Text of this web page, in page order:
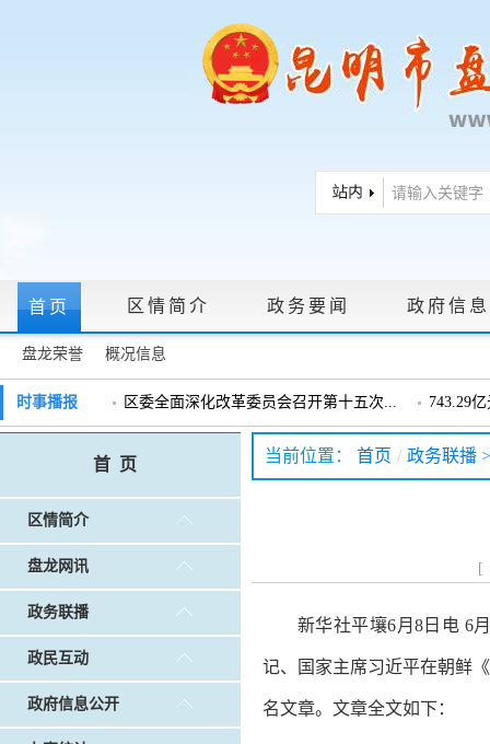
首页 区情简介 政务要闻 政府信
盘龙荣誉 概况信息
政府信息公开指南 | 政府信息公开制度 | 政策文件 法定主动公
常见问题问答
调查征集 做好“六稳”工作 落实“六保”任务
时事播报 区委全面深化改革委员会召开第十五次... 743.29
戴惠明调研辖区汽车企业 戴惠明
盘龙区委2026年度巡察工作会暨十三届...
首 页
区情简介
盘龙网讯
政务联播
政民互动
政府信息公开
当前位置： 首页 / 政务联播
[
新华社平壤6月8日电 6
记、国家主席习近平在朝鲜
名文章。文章全文如下：